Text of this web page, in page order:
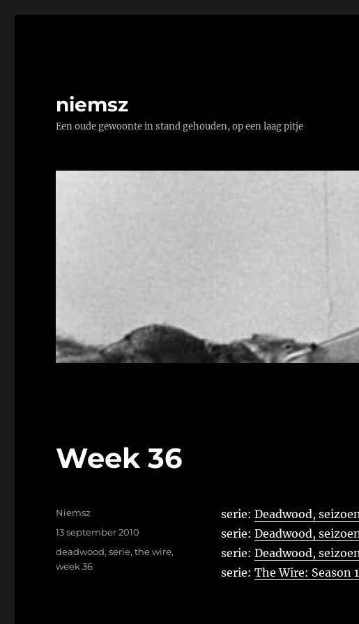
niemsz
Een oude gewoonte in stand gehouden, op een laag pitje
Week 36
serie: Deadwood,
serie: Deadwood,
serie: Deadwood,
serie: The Wire: Season
Auteur
Niemsz
Geplaatst
op
13 september 2010
Tags
deadwood,serie,the wire,
week 36